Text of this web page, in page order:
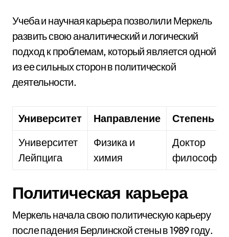
Учеба и научная карьера позволили Меркель
развить свою аналитический и логический
подход к проблемам, который является одной
из ее сильных сторон в политической
деятельности.
Университет Направление
Степень
Университет
Лейпцига
Физика и
химия
Доктор
философии
Политическая карьера
Меркель начала свою политическую карьеру
после падения Берлинской стены в 1989 году.